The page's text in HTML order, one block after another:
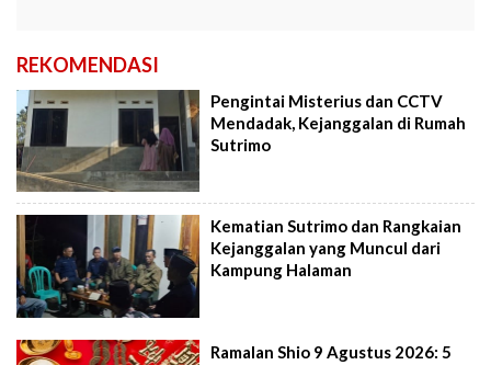
REKOMENDASI
Pengintai Misterius dan CCTV
Mendadak, Kejanggalan di Rumah
Sutrimo
Kematian Sutrimo dan Rangkaian
Kejanggalan yang Muncul dari
Kampung Halaman
Ramalan Shio 9 Agustus 2026: 5